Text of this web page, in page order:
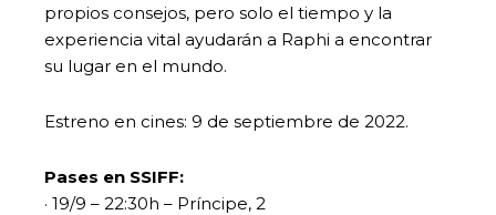
propios consejos, pero solo el tiempo y la
experiencia vital ayudarán a Raphi a encontrar
su lugar en el mundo.
Estreno en cines: 9 de septiembre de 2022.
Pases en SSIFF:
· 19/9 – 22:30h – Príncipe, 2